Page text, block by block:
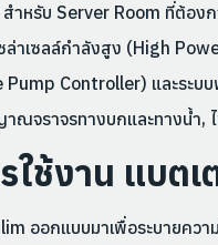
สำหรับ Server Room ที่ต้อง
ล่าเซลล์กำลังสูง (High
Pump Controller) และระบ
จราจรทางบกและทางน้ำ,
ช้งาน แบตเ
ออกแบบมาเพื่อระบายคว